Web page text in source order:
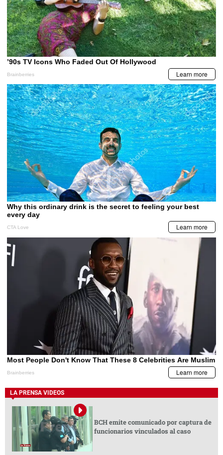
LA PRENSA VIDEOS
BCH emite comunicado por captura de
funcionarios vinculados al caso